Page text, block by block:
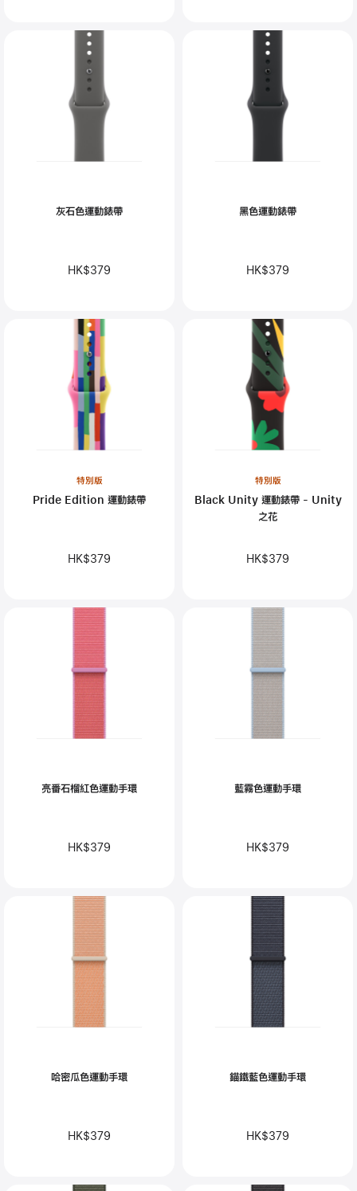
灰石色運動錶帶
HK$379
黑色運動錶帶
HK$379
特別版
Pride Edition 運動錶帶
HK$379
特別版
Black Unity 運動錶帶 - Unity
之花
HK$379
亮番石榴紅色運動手環
HK$379
藍霧色運動手環
HK$379
哈密瓜色運動手環
HK$379
錨鐵藍色運動手環
HK$379